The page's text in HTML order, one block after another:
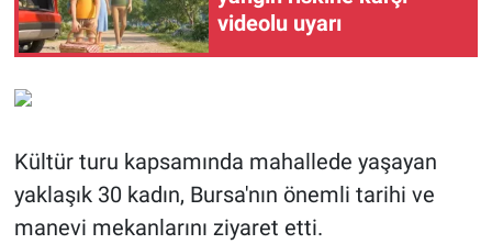
videolu uyarı
Kültür turu kapsamında mahallede yaşayan
yaklaşık 30 kadın, Bursa'nın önemli tarihi ve
manevi mekanlarını ziyaret etti.